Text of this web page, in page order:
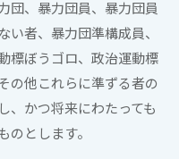
団、暴力団員、暴力団員
い者、暴力団準構成員、
標ぼうゴロ、政治運動標
の他これらに準ずる者の
、かつ将来にわたっても
とします。